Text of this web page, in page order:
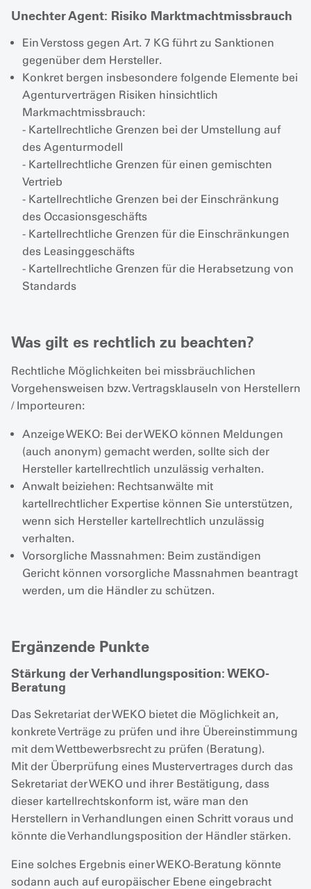
Unechter Agent: Risiko Marktmachtmissbrauch
Ein Verstoss gegen Art. 7 KG führt zu Sanktionen
gegenüber dem Hersteller.
Konkret bergen insbesondere folgende Elemente bei
Agenturverträgen Risiken hinsichtlich
Markmachtmissbrauch:
- Kartellrechtliche Grenzen bei der Umstellung auf
des Agenturmodell
- Kartellrechtliche Grenzen für einen gemischten
Vertrieb
- Kartellrechtliche Grenzen bei der Einschränkung
des Occasionsgeschäfts
- Kartellrechtliche Grenzen für die Einschränkungen
des Leasinggeschäfts
- Kartellrechtliche Grenzen für die Herabsetzung von
Standards
Was gilt es rechtlich zu beachten?
Rechtliche Möglichkeiten bei missbräuchlichen
Vorgehensweisen bzw. Vertragsklauseln von Herstellern
/ Importeuren:
Anzeige WEKO: Bei der WEKO können Meldungen
(auch anonym) gemacht werden, sollte sich der
Hersteller kartellrechtlich unzulässig verhalten.
Anwalt beiziehen: Rechtsanwälte mit
kartellrechtlicher Expertise können Sie unterstützen,
wenn sich Hersteller kartellrechtlich unzulässig
verhalten.
Vorsorgliche Massnahmen: Beim zuständigen
Gericht können vorsorgliche Massnahmen beantragt
werden, um die Händler zu schützen.
Ergänzende Punkte
Stärkung der Verhandlungsposition: WEKO-
Beratung
Das Sekretariat der WEKO bietet die Möglichkeit an,
konkrete Verträge zu prüfen und ihre Übereinstimmung
mit dem Wettbewerbsrecht zu prüfen (Beratung).
Mit der Überprüfung eines Mustervertrages durch das
Sekretariat der WEKO und ihrer Bestätigung, dass
dieser kartellrechtskonform ist, wäre man den
Herstellern in Verhandlungen einen Schritt voraus und
könnte die Verhandlungsposition der Händler stärken.
Eine solches Ergebnis einer WEKO-Beratung könnte
sodann auch auf europäischer Ebene eingebracht